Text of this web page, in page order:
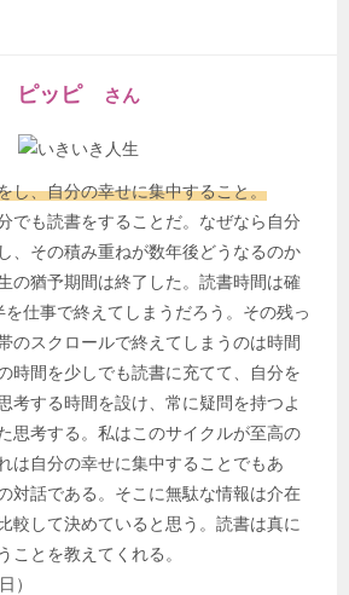
ピッピ さん
し、自分の幸せに集中すること。
でも読書をすることだ。なぜなら自分
、その積み重ねが数年後どうなるのか
の猶予期間は終了した。読書時間は確
仕事で終えてしまうだろう。その残っ
のスクロールで終えてしまうのは時間
時間を少しでも読書に充てて、自分を
考する時間を設け、常に疑問を持つよ
思考する。私はこのサイクルが至高の
は自分の幸せに集中することでもあ
対話である。そこに無駄な情報は介在
較して決めていると思う。読書は真に
ことを教えてくれる。
）